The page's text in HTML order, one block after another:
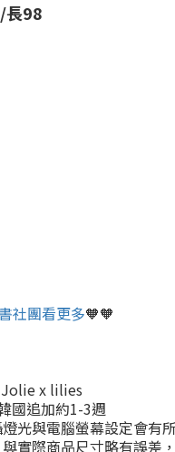
長98
社團看更多🧡🧡
Jolie x lilies
國追加約1-3週
燈光與電腦螢幕設定會
與實際商品尺寸略有誤